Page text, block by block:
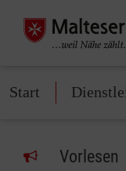
Start
Vorlesen